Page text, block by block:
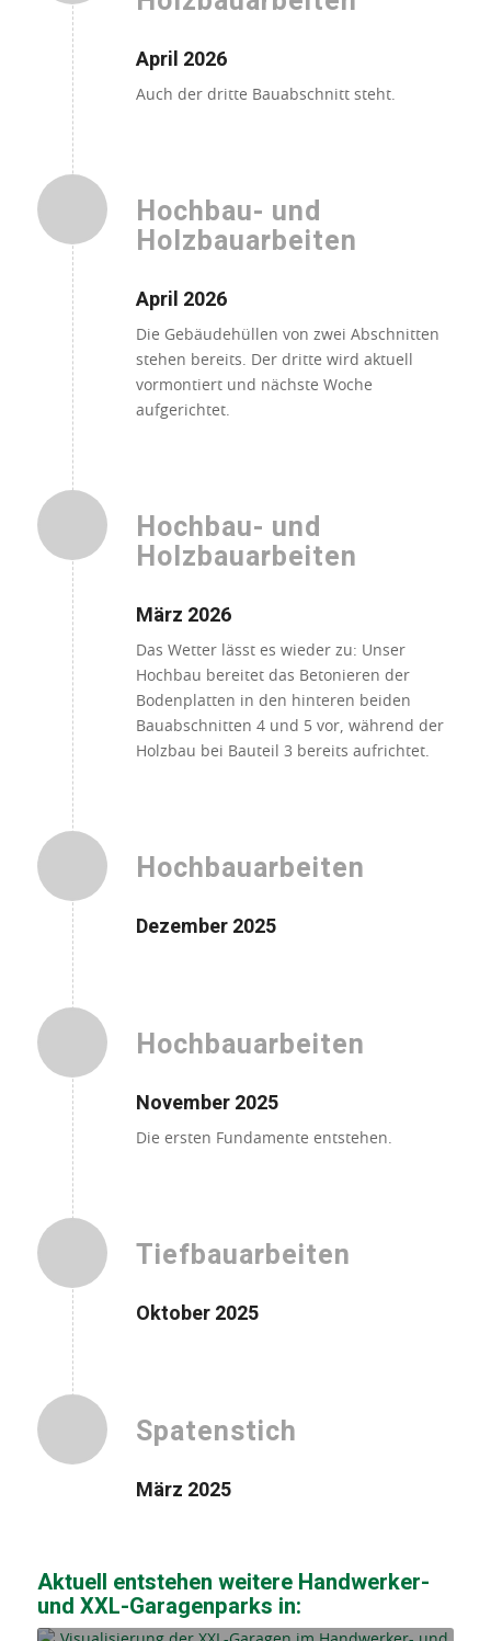
April 2026
Auch der dritte Bauabschnitt steht.
Hochbau- und
Holzbauarbeiten
April 2026
Die Gebäudehüllen von zwei Abschnitten
stehen bereits. Der dritte wird aktuell
vormontiert und nächste Woche
aufgerichtet.
Hochbau- und
Holzbauarbeiten
März 2026
Das Wetter lässt es wieder zu: Unser
Hochbau bereitet das Betonieren der
Bodenplatten in den hinteren beiden
Bauabschnitten 4 und 5 vor, während der
Holzbau bei Bauteil 3 bereits aufrichtet.
Hochbauarbeiten
Dezember 2025
Hochbauarbeiten
November 2025
Die ersten Fundamente entstehen.
Tiefbauarbeiten
Oktober 2025
Spatenstich
März 2025
Aktuell entstehen weitere Handwerker-
und XXL-Garagenparks in: